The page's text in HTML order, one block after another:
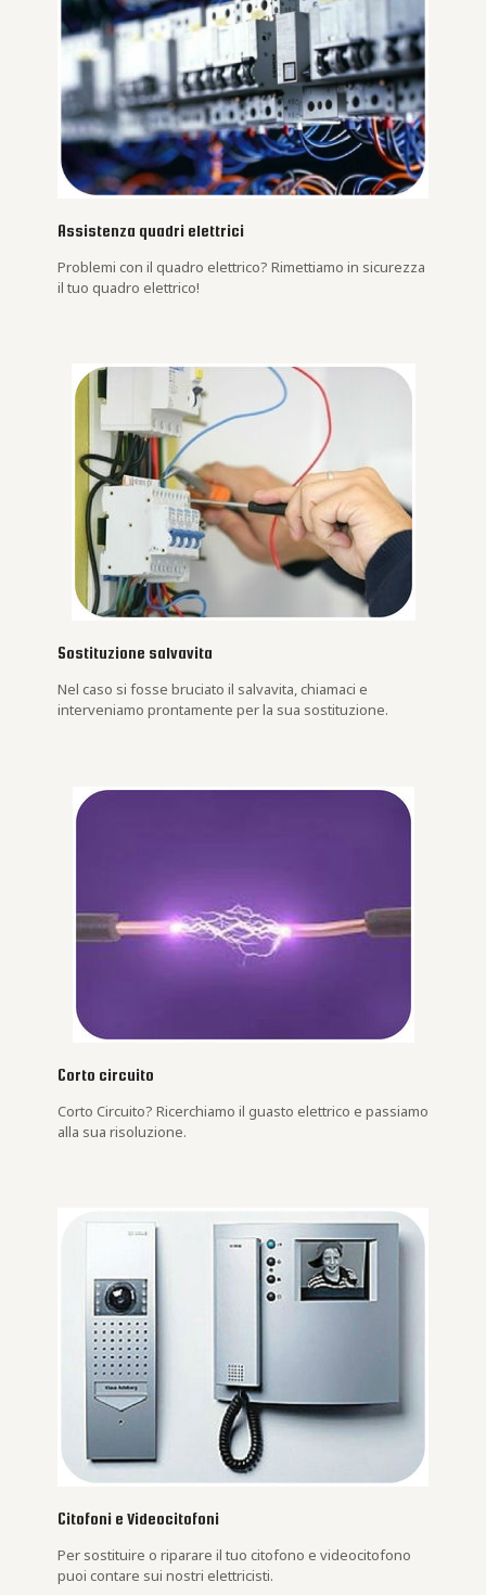
Assistenza quadri elettrici
Problemi con il quadro elettrico? Rimettiamo in sicurezza
il tuo quadro elettrico!
Sostituzione salvavita
Nel caso si fosse bruciato il salvavita, chiamaci e
interveniamo prontamente per la sua sostituzione.
Corto circuito
Corto Circuito? Ricerchiamo il guasto elettrico e passiamo
alla sua risoluzione.
Citofoni e Videocitofoni
Per sostituire o riparare il tuo citofono e videocitofono
puoi contare sui nostri elettricisti.